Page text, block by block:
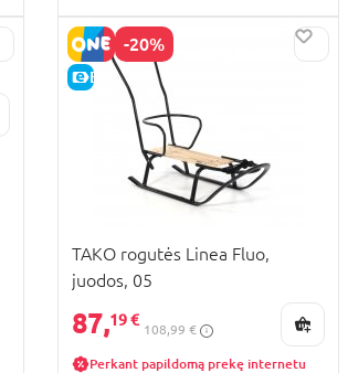
-20%
E-KAINA
TAKO rogutės Linea Fluo,
juodos, 05
87,19 €
108,99 €
Perkant papildomą prekę internetu